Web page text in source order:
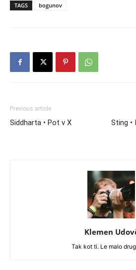
TAGS bogunov
Previous article
Siddharta • Pot v X
Sting •
Klemen
Tak kot ti. Le malo